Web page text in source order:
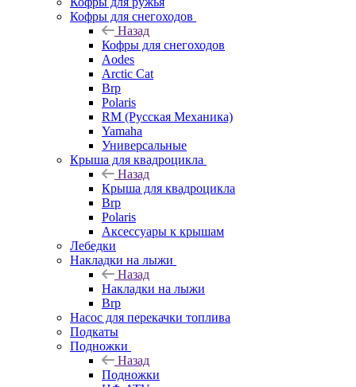
Кофры для снегоходов
Назад
Кофры для снегоходов
Aodes
Arctic Cat
Brp
Polaris
RM (Русская Механика)
Yamaha
Универсальные
Крыша для квадроцикла
Назад
Крыша для квадроцикла
Brp
Polaris
Аксессуары к крышам
Лебедки
Накладки на лыжи
Назад
Накладки на лыжи
Brp
Насос для перекачки топлива
Подкаты
Подножки
Назад
Подножки